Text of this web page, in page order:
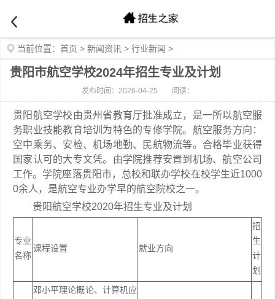
当前位置： 首页 > 新闻资讯 > 行业新闻 >
贵阳市航空学校2024年招生专业及计划
发布时间：2026-04-25 阅读：
贵阳航空学校由贵州省教育厅批准成立，是一所以航空服
务职业技能教育培训为特色的专修学院。航空服务方向：
空中乘务、安检、机场地勤、民航物流等。合格毕业获得
国家认可的大专文凭。由学院推荐安置到机场、航空公司
工作。学院座落贵阳市，总校和联办学校在校学生近1000
0余人，是航空专业办学早的航空院校之一。
贵阳航空学校2020年招生专业及计划
专业
名称
课程设置 就业方向
招
生
计
划
邓小平理论概论、计算机应